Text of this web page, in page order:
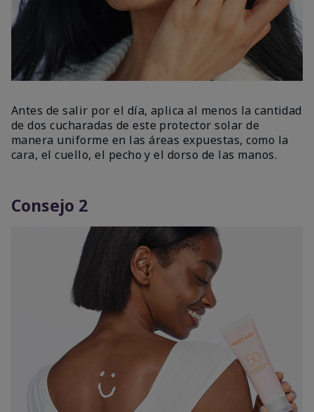
Antes de salir por el día, aplica al menos la cantidad
de dos cucharadas de este protector solar de
manera uniforme en las áreas expuestas, como la
cara, el cuello, el pecho y el dorso de las manos.
Consejo 2